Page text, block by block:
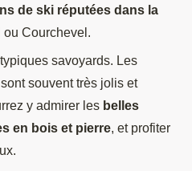
de ski réputées dans la
ou Courchevel.
savoyards. Les
sont souvent très jolis et
y admirer les belles
en bois et pierre, et profiter